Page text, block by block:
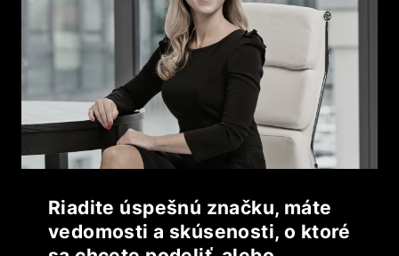
Riadite úspešnú značku, máte
vedomosti a skúsenosti, o ktoré